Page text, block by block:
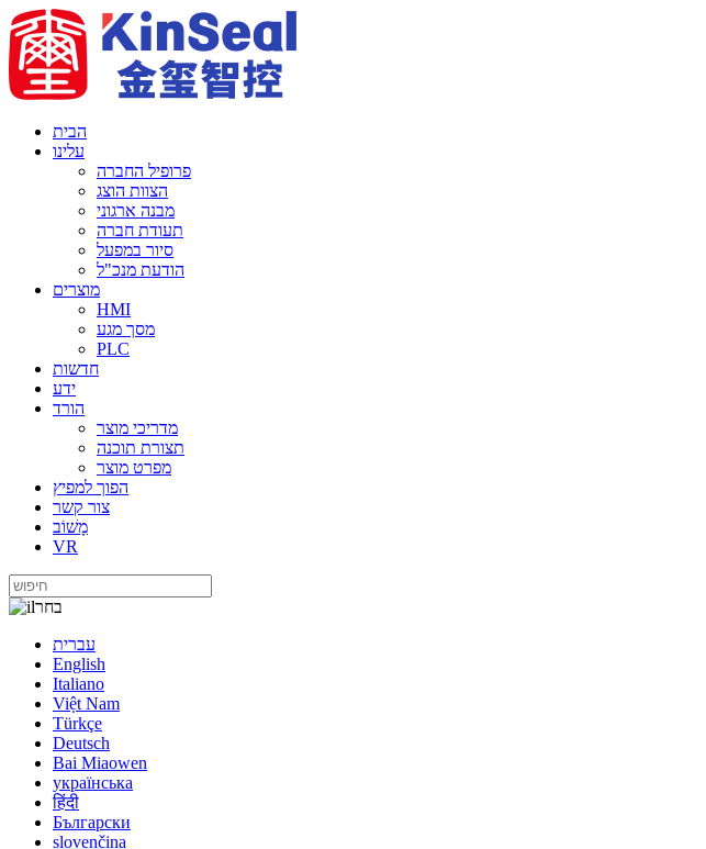
הבית
עלינו
פרופיל החברה
הצוות הוצג
מבנה ארגוני
תעודת חברה
סיור במפעל
הודעת מנכ"ל
מוצרים
HMI
מסך מגע
PLC
חדשות
ידע
הורד
מדריכי מוצר
תצורת תוכנה
מפרט מוצר
הפוך למפיץ
צור קשר
מָשׁוֹב
VR
בחר
עברית
English
Italiano
Việt Nam
Türkçe
Deutsch
Bai Miaowen
українська
हिंदी
Български
slovenčina